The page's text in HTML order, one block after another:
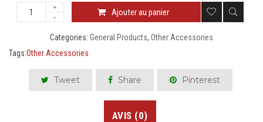
Ajouter au panier
Categories: General Products, Other Accessories
Tags:Other Accessories
Tweet Share Pinterest
AVIS (0)